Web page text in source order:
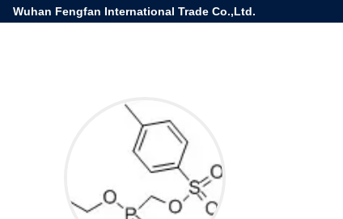
Wuhan Fengfan International Trade Co.,Ltd.